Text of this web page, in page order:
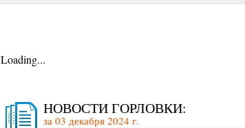
Loading...
НОВОСТИ ГОРЛОВКИ:
за 03 декабря 2024 г.